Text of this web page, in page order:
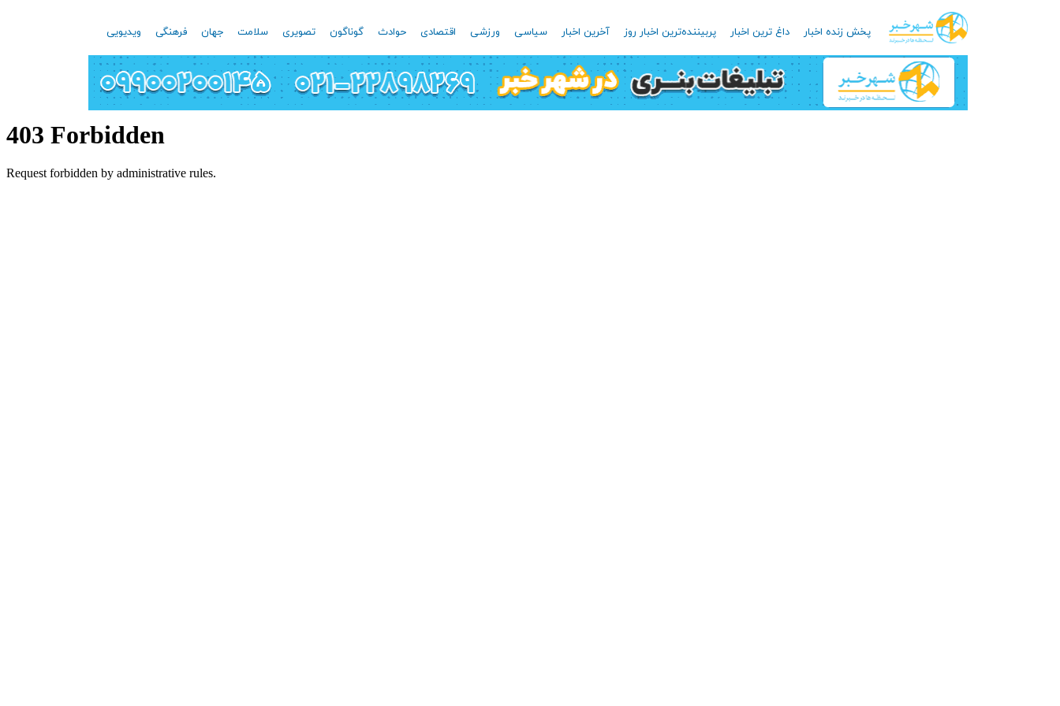
پخش زنده اخبار داغ ترین اخبار پربیننده‌ترین اخبار روز آخرین اخبار سیاسی ورزشی اقتصادی حوادث گوناگون تصویری سلامت جهان فرهنگی ویدیویی